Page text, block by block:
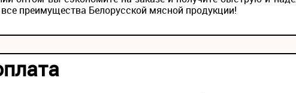
преимущества Белорусской мясной продукции!